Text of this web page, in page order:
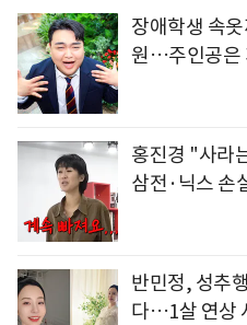
장애학생 속
원…주인공은
홍진경 "사라
삼전·닉스 손
반민정, 성추
다…1살 연상